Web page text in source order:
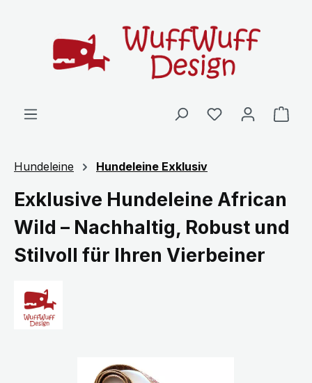
Hundeleine Hundeleine Exklusiv
Exklusive Hundeleine African
Wild – Nachhaltig, Robust und
Stilvoll für Ihren Vierbeiner
Bildergalerie überspringen